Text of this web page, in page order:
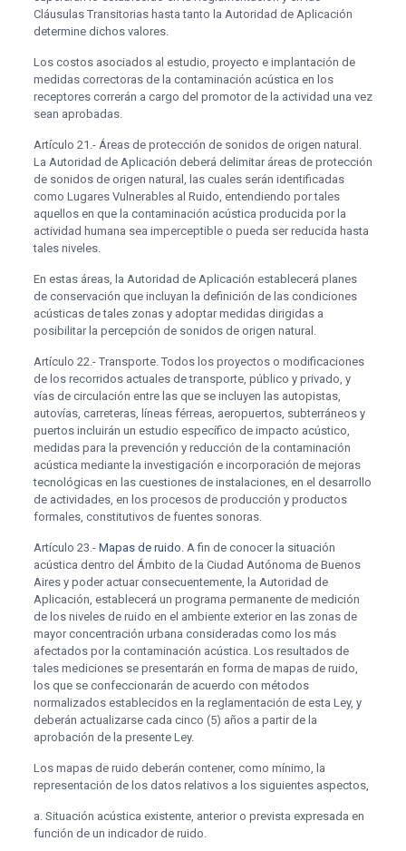
Cláusulas Transitorias hasta tanto la Autoridad de Aplicación
determine dichos valores.
Los costos asociados al estudio, proyecto e implantación de
medidas correctoras de la contaminación acústica en los
receptores correrán a cargo del promotor de la actividad una vez
sean aprobadas.
Artículo 21.- Áreas de protección de sonidos de origen natural.
La Autoridad de Aplicación deberá delimitar áreas de protección
de sonidos de origen natural, las cuales serán identificadas
como Lugares Vulnerables al Ruido, entendiendo por tales
aquellos en que la contaminación acústica producida por la
actividad humana sea imperceptible o pueda ser reducida hasta
tales niveles.
En estas áreas, la Autoridad de Aplicación establecerá planes
de conservación que incluyan la definición de las condiciones
acústicas de tales zonas y adoptar medidas dirigidas a
posibilitar la percepción de sonidos de origen natural.
Artículo 22.- Transporte. Todos los proyectos o modificaciones
de los recorridos actuales de transporte, público y privado, y
vías de circulación entre las que se incluyen las autopistas,
autovías, carreteras, líneas férreas, aeropuertos, subterráneos y
puertos incluirán un estudio específico de impacto acústico,
medidas para la prevención y reducción de la contaminación
acústica mediante la investigación e incorporación de mejoras
tecnológicas en las cuestiones de instalaciones, en el desarrollo
de actividades, en los procesos de producción y productos
formales, constitutivos de fuentes sonoras.
Artículo 23.- Mapas de ruido. A fin de conocer la situación
acústica dentro del Ámbito de la Ciudad Autónoma de Buenos
Aires y poder actuar consecuentemente, la Autoridad de
Aplicación, establecerá un programa permanente de medición
de los niveles de ruido en el ambiente exterior en las zonas de
mayor concentración urbana consideradas como los más
afectados por la contaminación acústica. Los resultados de
tales mediciones se presentarán en forma de mapas de ruido,
los que se confeccionarán de acuerdo con métodos
normalizados establecidos en la reglamentación de esta Ley, y
deberán actualizarse cada cinco (5) años a partir de la
aprobación de la presente Ley.
Los mapas de ruido deberán contener, como mínimo, la
representación de los datos relativos a los siguientes aspectos,
a. Situación acústica existente, anterior o prevista expresada en
función de un indicador de ruido.